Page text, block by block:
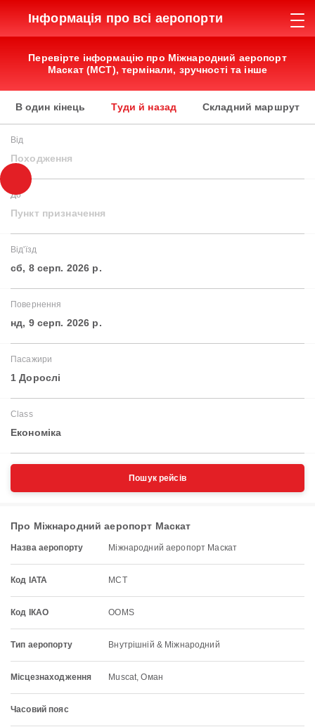
Інформація про всі аеропорти
Перевірте інформацію про Міжнародний аеропорт
Маскат (MCT), термінали, зручності та інше
В один кінець Туди й назад Складний маршрут
Від
Походження
До
Пункт призначення
Від'їзд
сб, 8 серп. 2026 р.
Повернення
нд, 9 серп. 2026 р.
Пасажири
1 Дорослі
Class
Економіка
Пошук рейсів
Про Міжнародний аеропорт Маскат
Назва аеропорту Міжнародний аеропорт Маскат
Код IATA MCT
Код ІКАО OOMS
Тип аеропорту Внутрішній & Міжнародний
Місцезнаходження Muscat, Оман
Часовий пояс